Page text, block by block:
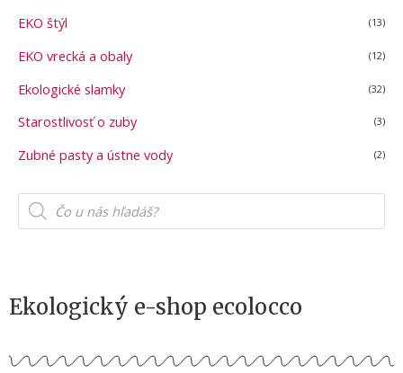
EKO štýl (13)
EKO vrecká a obaly (12)
Ekologické slamky (32)
Starostlivosť o zuby (3)
Zubné pasty a ústne vody (2)
P
o
s
e
h
Ekologický e-shop ecolocco